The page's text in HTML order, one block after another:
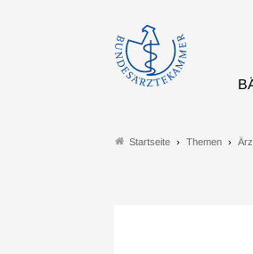
Startseite Themen